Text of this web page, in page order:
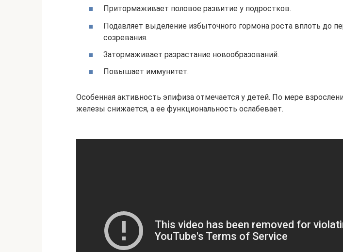
Притормаживает половое развитие у подростков.
Подавляет выделение избыточного гормона роста вплоть до
созревания.
Затормаживает разрастание новообразований.
Повышает иммунитет.
Особенная активность эпифиза отмечается у детей. По мере
железы снижается, а ее функциональность ослабевает.